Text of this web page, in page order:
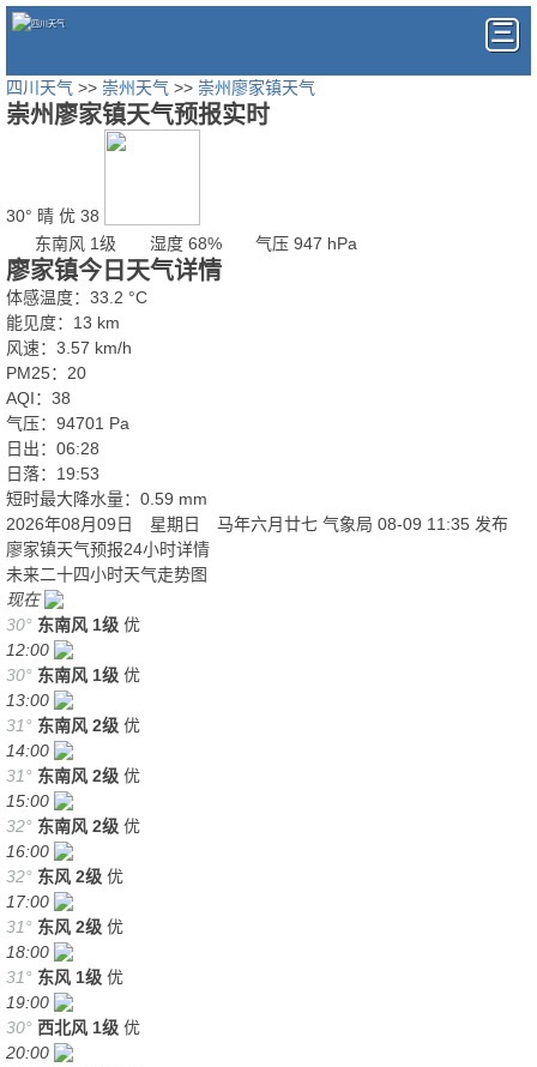
四川天气 >> 崇州天气 >> 崇州廖家镇天气
崇州廖家镇天气预报实时
30° 晴 优 38
东南风 1级
湿度 68% 气压 947 hPa
廖家镇今日天气详情
体感温度：33.2 °C
能见度：13 km
风速：3.57 km/h
PM25：20
AQI：38
气压：94701 Pa
日出：06:28
日落：19:53
短时最大降水量：0.59 mm
2026年08月09日 星期日 马年六月廿七 气象局 08-09 11:35 发布
廖家镇天气预报24小时详情
未来二十四小时天气走势图
现在
30° 东南风 1级 优
12:00
30° 东南风 1级 优
13:00
31° 东南风 2级 优
14:00
31° 东南风 2级 优
15:00
32° 东南风 2级 优
16:00
32° 东风 2级 优
17:00
31° 东风 2级 优
18:00
31° 东风 1级 优
19:00
30° 西北风 1级 优
20:00